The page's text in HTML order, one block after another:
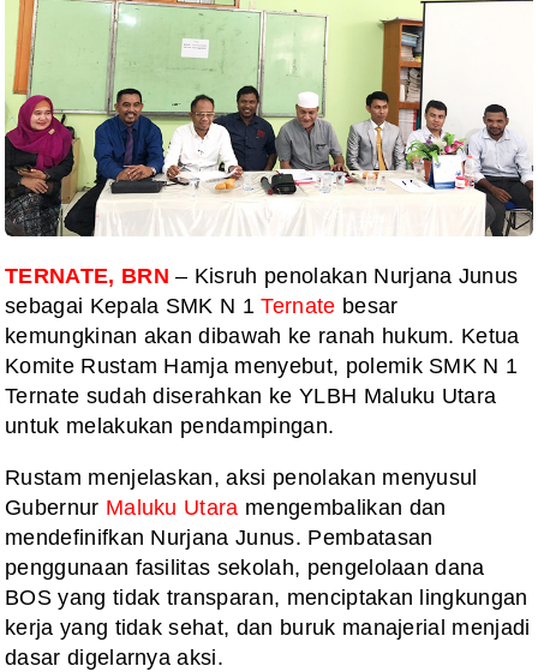
TERNATE, BRN – Kisruh penolakan Nurjana Junus
sebagai Kepala SMK N 1Ternate besar
kemungkinan akan dibawah ke ranah hukum. Ketua
Komite Rustam Hamja menyebut, polemik SMK N 1
Ternate sudah diserahkan ke YLBH Maluku Utara
untuk melakukan pendampingan.
Rustam menjelaskan, aksi penolakan menyusul
Gubernur Maluku Utara mengembalikan dan
mendefinifkan Nurjana Junus. Pembatasan
penggunaan fasilitas sekolah, pengelolaan dana
BOS yang tidak transparan, menciptakan lingkungan
kerja yang tidak sehat, dan buruk manajerial menjadi
dasar digelarnya aksi.